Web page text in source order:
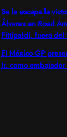
Se le escapa la
Álvarez en Road
Fittipaldi, fuera del
El México GP
Jr. como